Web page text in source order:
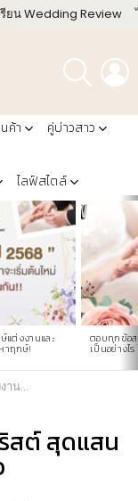
รียน Wedding Review
ค้นหา
ค้า
คู่บ่าวสาว
ไลฟ์สไตล์
แต่งงานและ
าฤกษ์!
ตอบทุกข้อส
เป็นอย่างไร
บคู่บ่าวสาว
ต์ สุดแสน